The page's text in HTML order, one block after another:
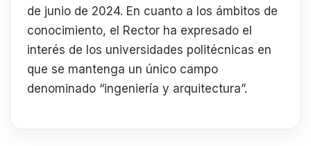
de junio de 2024. En cuanto a los ámbitos de
conocimiento, el Rector ha expresado el
interés de los universidades politécnicas en
que se mantenga un único campo
denominado “ingeniería y arquitectura”.